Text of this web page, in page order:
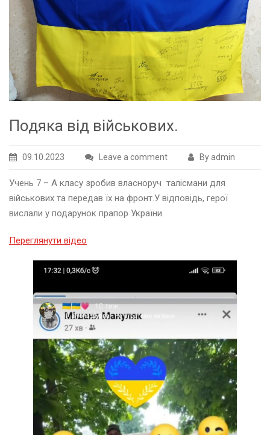
Подяка від військових.
09.10.2023 Leave a comment By admin
Учень 7 – А класу зробив власноруч талісмани для
військових та передав їх на фронт.У відповідь, герої
вислали у подарунок прапор України.
Переглянути відео